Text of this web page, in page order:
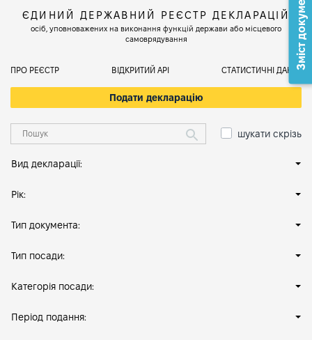
ЄДИНИЙ ДЕРЖАВНИЙ РЕЄСТР ДЕКЛАРАЦІЙ
осіб, уповноважених на виконання функцій держави або місцевого
самоврядування
ПРО РЕЄСТР ВІДКРИТИЙ АРІ СТАТИСТИЧНІ ДАНІ
Подати декларацію
шукати скрізь
Вид декларації:
Рік:
Тип документа:
Тип посади:
Категорія посади:
Період подання:
Зміст документа